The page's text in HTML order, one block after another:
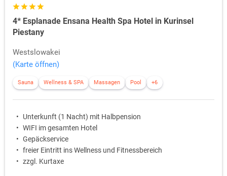
4* Esplanade Ensana Health Spa Hotel in Kurinsel
Piestany
Westslowakei
(Karte öffnen)
Sauna Wellness & SPA Massagen Pool +6
Unterkunft (1 Nacht) mit Halbpension
WIFI im gesamten Hotel
Gepäckservice
freier Eintritt ins Wellness und Fitnessbereich
zzgl. Kurtaxe